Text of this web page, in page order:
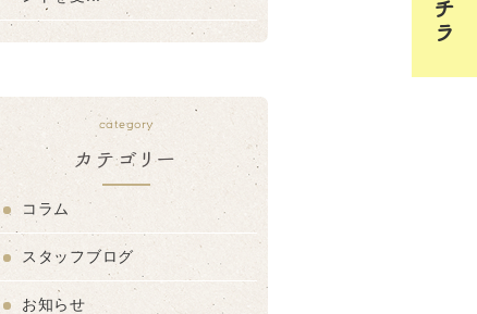
category
カテゴリー
コラム
スタッフブログ
お知らせ